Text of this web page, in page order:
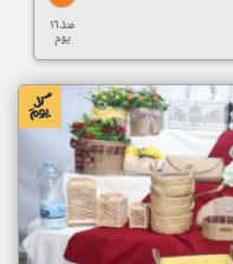
منذ ١٦
يوم